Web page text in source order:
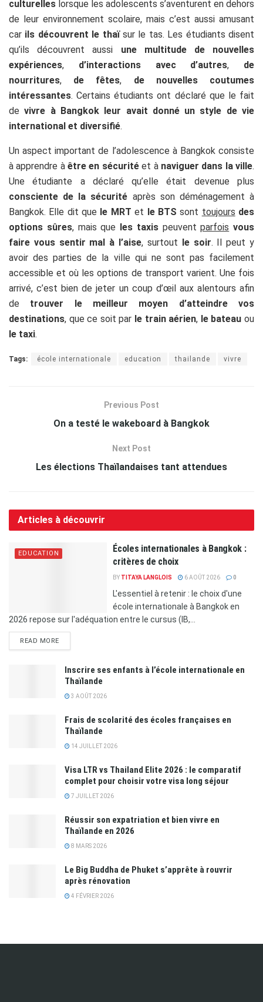
culturelles lorsque les adolescents s’aventurent en dehors
de leur environnement scolaire, mais c’est aussi amusant
car ils découvrent le thaïsur le tas. Les étudiants disent
qu’ils découvrent aussi une multitude de nouvelles
expériences, d’interactions avec d’autres, de
nourritures, de fêtes, de nouvelles coutumes
intéressantes. Certains étudiants ont déclaré que le fait
devivre à Bangkok leur avait donné un style de vie
international et diversifié.
Un aspect important de l’adolescence à Bangkok consiste
à apprendre àêtre en sécuritéet à naviguer dans la ville.
Une étudiante a déclaré qu’elle était devenue plus
consciente de la sécurité après son déménagement à
Bangkok. Elle dit que le MRT et le BTSsont toujours des
options sûres, mais que les taxispeuventparfois vous
faire vous sentir mal à l’aise, surtout le soir. Il peut y
avoir des parties de la ville qui ne sont pas facilement
accessible et où les options de transport varient. Une fois
arrivé, c’est bien de jeter un coup d’œil aux alentours afin
de trouver le meilleur moyen d’atteindre vos
destinations, que ce soit par le train aérien, le bateau ou
le taxi.
Tags: école internationale education thailande vivre
Previous Post
On a testé le wakeboard à Bangkok
Next Post
Les élections Thaïlandaises tant attendues
Articles à découvrir
EDUCATION
Écoles internationales à Bangkok :
critères de choix
BY TITAYA LANGLOIS 6 AOÛT 2026 0
L'essentiel à retenir : le choix d'une
école internationale à Bangkok en
2026 repose sur l'adéquation entre le cursus (IB,...
READ MORE
Inscrire ses enfants à l’école internationale en
Thaïlande
3 AOÛT 2026
Frais de scolarité des écoles françaises en
Thaïlande
14 JUILLET 2026
Visa LTR vs Thailand Elite 2026 : le comparatif
complet pour choisir votre visa long séjour
7 JUILLET 2026
Réussir son expatriation et bien vivre en
Thaïlande en 2026
8 MARS 2026
Le Big Buddha de Phuket s’apprête à rouvrir
après rénovation
4 FÉVRIER 2026